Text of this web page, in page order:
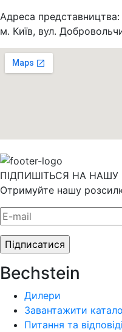
Адреса представництва:
м. Київ, вул.
ПІДПИШІТЬСЯ НА
Отримуйте нашу
Bechstein
Дилери
Завантажити
Питання та відповіді